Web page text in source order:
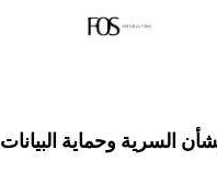
السرية وحماية البيانات